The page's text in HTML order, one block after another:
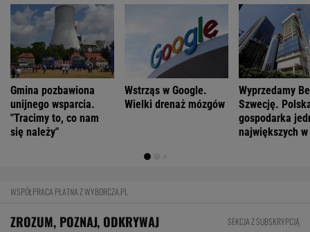
Gmina pozbawiona
unijnego wsparcia.
"Tracimy to, co nam
się należy"
Wstrząs w Google.
Wielki drenaż mózgów
Wyprzedamy
Szwecję.
gospodarka
największych w
WSPÓŁPRACA PŁATNA Z WYBORCZA.PL
ZROZUM, POZNAJ, ODKRYWAJ SEKCJA Z SUBSKRYPCJĄ